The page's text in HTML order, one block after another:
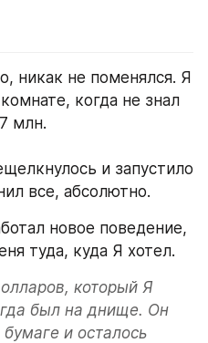
никак не поменялся. Я
когда не знал
млн.
и запустило
все, абсолютно.
новое поведение,
туда, куда Я хотел.
который Я
был на днище. Он
и осталось